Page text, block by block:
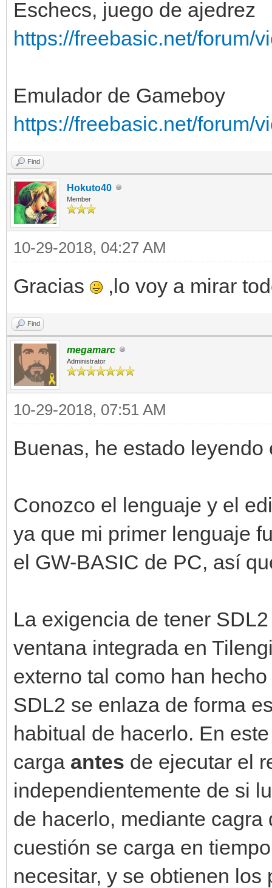
Eschecs, juego de ajedrez
https://freebasic.net/forum/
Emulador de Gameboy
https://freebasic.net/forum/
Find
Hokuto40
Member
10-29-2018, 04:27 AM
Gracias ,lo voy a mirar
Find
megamarc
Administrator
10-29-2018, 07:51 AM
Buenas, he estado
Conozco el lenguaje y el
ya que mi primer lenguaje
el GW-BASIC de PC, así
La exigencia de tener
ventana integrada en
externo tal como han
SDL2 se enlaza de forma
habitual de hacerlo. En
carga antes de ejecutar el
independientemente de si
de hacerlo, mediante
cuestión se carga en
necesitar, y se obtienen